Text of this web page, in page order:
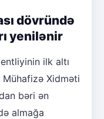
dövründə
yenilənir
ilk altı
Xidməti
bəri ən
almağa